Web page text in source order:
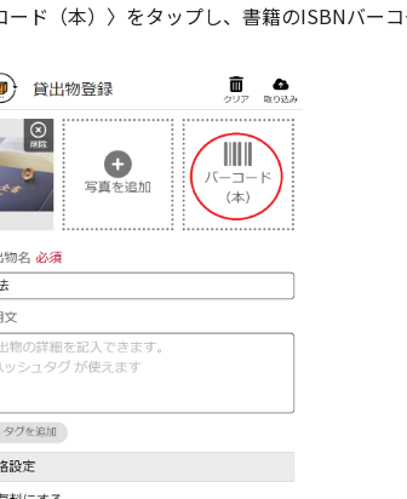
ド（本）〉をタップし、書籍のISBNバー